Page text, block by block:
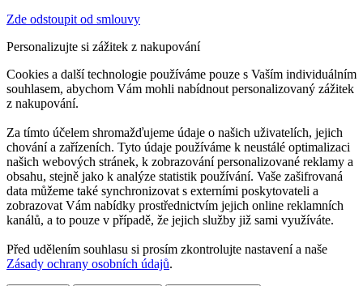
Zde odstoupit od smlouvy
Personalizujte si zážitek z nakupování
Cookies a další technologie používáme pouze s Vaším individuálním
souhlasem, abychom Vám mohli nabídnout personalizovaný zážitek
z nakupování.
Za tímto účelem shromažďujeme údaje o našich uživatelích, jejich
chování a zařízeních. Tyto údaje používáme k neustálé optimalizaci
našich webových stránek, k zobrazování personalizované reklamy a
obsahu, stejně jako k analýze statistik používání. Vaše zašifrovaná
data můžeme také synchronizovat s externími poskytovateli a
zobrazovat Vám nabídky prostřednictvím jejich online reklamních
kanálů, a to pouze v případě, že jejich služby již sami využíváte.
Před udělením souhlasu si prosím zkontrolujte nastavení a naše
Zásady ochrany osobních údajů.